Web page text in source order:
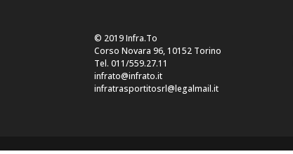
© 2019 Infra.To
Corso Novara 96, 10152 Torino
Tel. 011/559.27.11
infrato@infrato.it
infratrasportitosrl@legalmail.it